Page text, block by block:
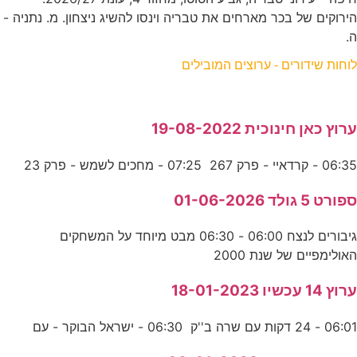
הירוקים של בכר מארחים את טבריה וינסו להשיג ניצחון. מ. נתניה -
ה.
לוחות שידורים - ערוצים המובילים
ערוץ כאן חינוכית 19-08-2022
06:35 - קרדאיי - פרק 267 07:25 - מחכים לשמש - פרק 23
ספורט 5 גולד 01-06-2026
גיבורים לנצח 06:00 - 06:30 מבט מיוחד על המשחקים
האולימפיים של שנת 2000
ערוץ 14 עכשיו 18-01-2023
06:01 - 24 דקות עם שרה ב''ק 06:30 - ישראל הבוקר - עם